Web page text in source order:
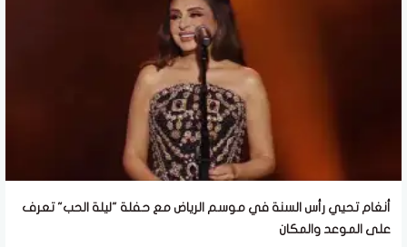
أنغام تحيي رأس السنة في موسم الرياض مع حفلة "ليلة الحب" تعرف
على الموعد والمكان